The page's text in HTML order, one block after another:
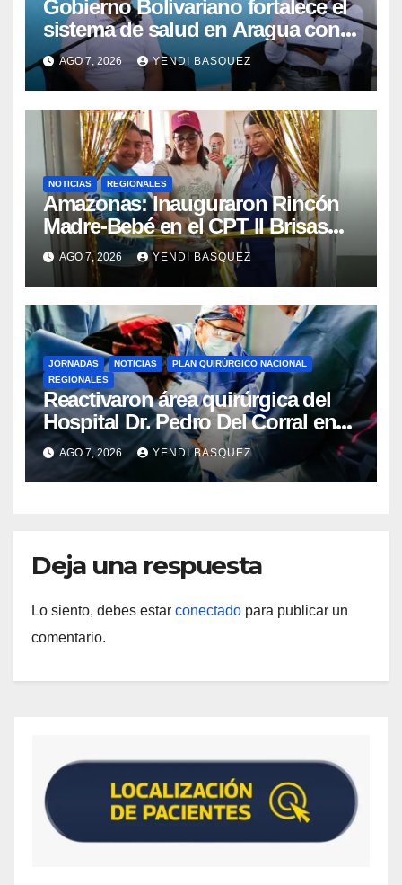
Gobierno Bolivariano fortalece el
sistema de salud en Aragua con
la reinauguración del CDI La Mora
AGO 7, 2026 YENDI BASQUEZ
NOTICIAS REGIONALES
​Amazonas: Inauguraron Rincón
Madre-Bebé en el CPT II Brisas
del Aeropuerto ​Inauguraron
Rincón
AGO 7, 2026 YENDI BASQUEZ
JORNADAS NOTICIAS
PLAN QUIRÚRGICO NACIONAL
REGIONALES
Reactivaron área quirúrgica del
Hospital Dr. Pedro Del Corral en
Guárico
AGO 7, 2026 YENDI BASQUEZ
Deja una respuesta
Lo siento, debes estar conectado para publicar un
comentario.